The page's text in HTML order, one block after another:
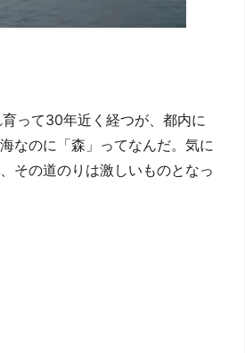
って30年近く経つが、都内に
なのに「森」ってなんだ。気に
その道のりは激しいものとなっ